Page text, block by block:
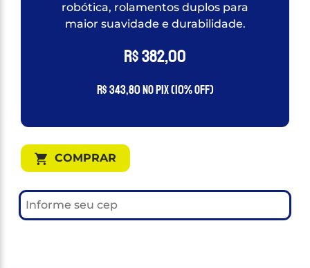
robótica, rolamentos duplos para
maior suavidade e durabilidade.
R$382,00
R$343,80no PIX (10% OFF)
COMPRAR